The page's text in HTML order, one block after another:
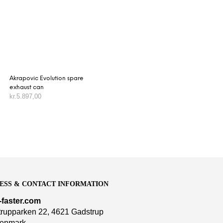
Akrapovic Evolution spare
exhaust can
kr.5.897,00
& CONTACT INFORMATION
faster.com
22, 4621 Gadstrup